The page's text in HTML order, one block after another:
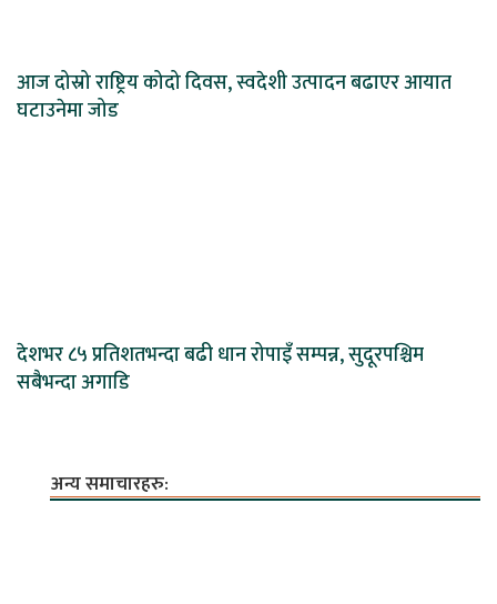
आज दोस्रो राष्ट्रिय कोदो दिवस, स्वदेशी उत्पादन बढाएर आयात
घटाउनेमा जोड
देशभर ८५ प्रतिशतभन्दा बढी धान रोपाइँ सम्पन्न, सुदूरपश्चिम
सबैभन्दा अगाडि
अन्य समाचारहरु: